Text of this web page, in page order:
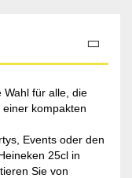
Wahl für alle, die
kompakten
Events oder den
25cl in
Sie von